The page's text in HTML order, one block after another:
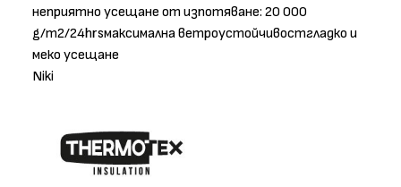
неприятно усещане от изпотяване: 20 000
g/m2/24hrsмаксимална ветроустойчивостгладко и
меко усещане
Niki